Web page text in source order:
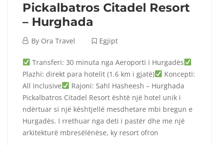
Pickalbatros Citadel Resort
– Hurghada
September
2024
By Ora Travel Egjipt
Pickalbatros
Citadel
Resort
–
Transferi: 30 minuta nga Aeroporti i Hurgadës
Plazhi: direkt para hotelit (1.6 km i gjatë)
Koncepti:
All Inclusive
Rajoni: Sahl Hasheesh – Hurghada
Pickalbatros Citadel Resort është një hotel unik i
ndërtuar si një kështjellë mesdhetare mbi bregun e
Hurgadës. I rrethuar nga deti i pastër dhe me një
arkitekturë mbresëlënëse, ky resort ofron